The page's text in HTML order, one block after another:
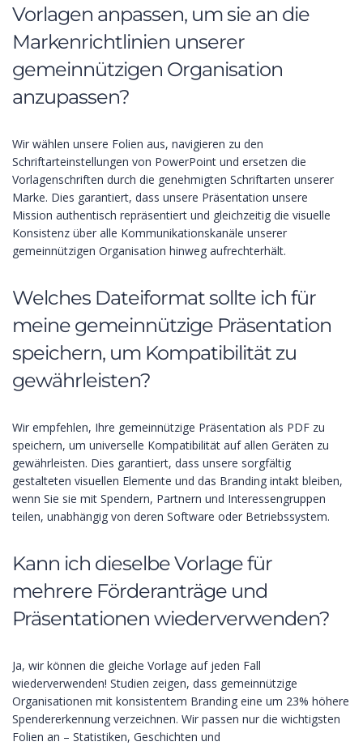
Vorlagen anpassen, um sie an die
Markenrichtlinien unserer
gemeinnützigen Organisation
anzupassen?
Wir wählen unsere Folien aus, navigieren zu den
Schriftarteinstellungen von PowerPoint und ersetzen die
Vorlagenschriften durch die genehmigten Schriftarten unserer
Marke. Dies garantiert, dass unsere Präsentation unsere
Mission authentisch repräsentiert und gleichzeitig die visuelle
Konsistenz über alle Kommunikationskanäle unserer
gemeinnützigen Organisation hinweg aufrechterhält.
Welches Dateiformat sollte ich für
meine gemeinnützige Präsentation
speichern, um Kompatibilität zu
gewährleisten?
Wir empfehlen, Ihre gemeinnützige Präsentation als PDF zu
speichern, um universelle Kompatibilität auf allen Geräten zu
gewährleisten. Dies garantiert, dass unsere sorgfältig
gestalteten visuellen Elemente und das Branding intakt bleiben,
wenn Sie sie mit Spendern, Partnern und Interessengruppen
teilen, unabhängig von deren Software oder Betriebssystem.
Kann ich dieselbe Vorlage für
mehrere Förderanträge und
Präsentationen wiederverwenden?
Ja, wir können die gleiche Vorlage auf jeden Fall
wiederverwenden! Studien zeigen, dass gemeinnützige
Organisationen mit konsistentem Branding eine um 23% höhere
Spendererkennung verzeichnen. Wir passen nur die wichtigsten
Folien an – Statistiken, Geschichten und